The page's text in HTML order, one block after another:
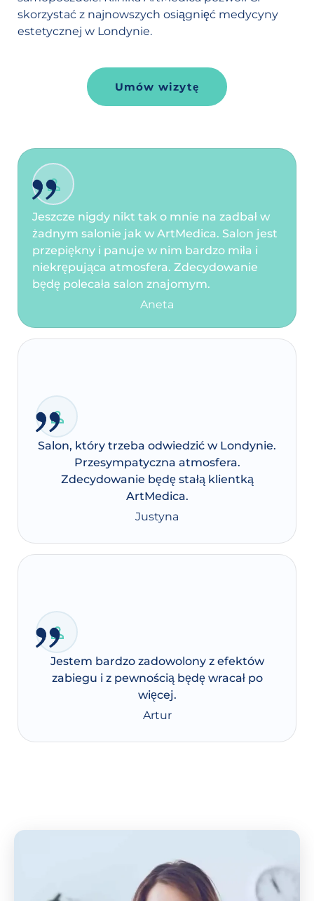
skorzystać z najnowszych osiągnięć medycyny
estetycznej w Londynie.
Umów wizytę
Aneta
Jeszcze nigdy nikt tak o mnie na zadbał w
żadnym salonie jak w ArtMedica. Salon jest
przepiękny i panuje w nim bardzo miła i
niekrępująca atmosfera. Zdecydowanie
będę polecała salon znajomym.
Justyna
Salon, który trzeba odwiedzić w Londynie.
Przesympatyczna atmosfera.
Zdecydowanie będę stałą klientką
ArtMedica.
Artur
Jestem bardzo zadowolony z efektów
zabiegu i z pewnością będę wracał po
więcej.